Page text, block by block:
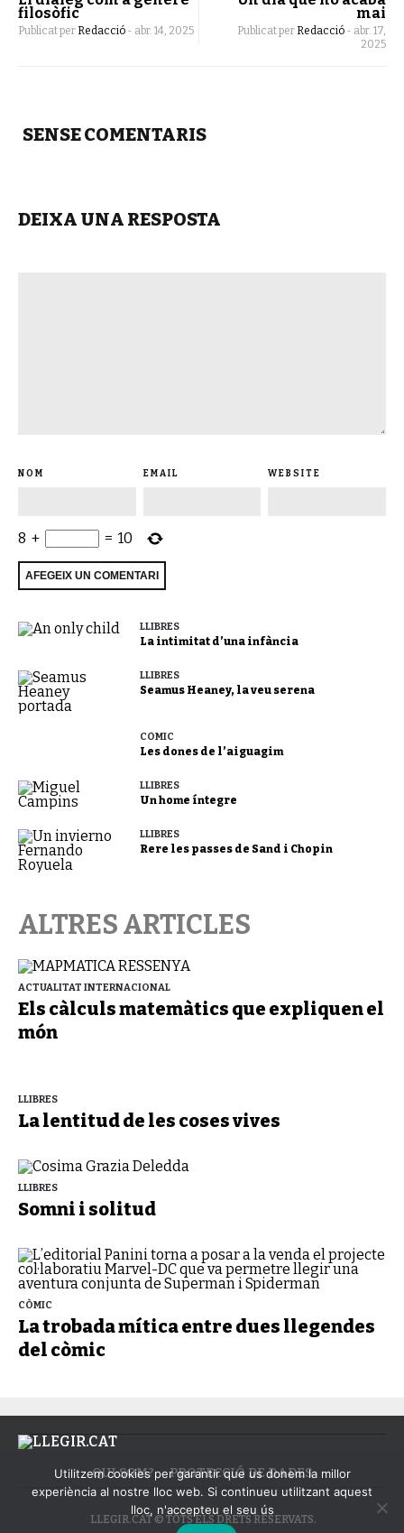
filosòfic
Publicat per Redacció - abr. 14, 2025
mai
Publicat per Redacció - abr. 17,
2025
SENSE COMENTARIS
DEIXA UNA RESPOSTA
NOM EMAIL WEBSITE
8 + = 10
LLIBRES
La intimitat d’una infància
LLIBRES
Seamus Heaney, la veu serena
CÒMIC
Les dones de l’aiguagim
LLIBRES
Un home íntegre
LLIBRES
Rere les passes de Sand i Chopin
ALTRES ARTICLES
ACTUALITAT INTERNACIONAL
Els càlculs matemàtics que expliquen el
món
LLIBRES
La lentitud de les coses vives
LLIBRES
Somni i solitud
CÒMIC
La trobada mítica entre dues llegendes
del còmic
QUI SOM? PROTECCIÓ DE DADES
LLEGIR.CAT © TOTS ELS DRETS RESERVATS.
Utilitzem cookies per garantir que us donem la millor
experiència al nostre lloc web. Si continueu utilitzant aquest
lloc, n'accepteu el seu ús